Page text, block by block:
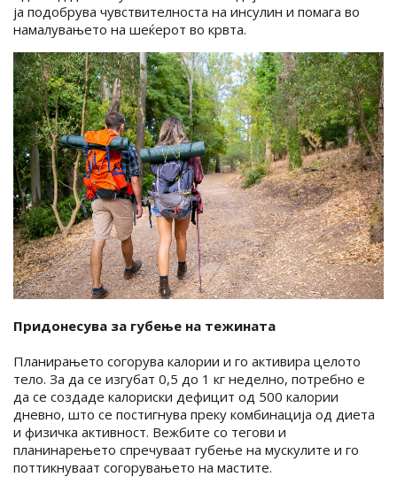
ја подобрува чувствителноста на инсулин и помага во
намалувањето на шеќерот во крвта.
Придонесува за губење на тежината
Планирањето согорува калории и го активира целото
тело. За да се изгубат 0,5 до 1 кг неделно, потребно е
да се создаде калориски дефицит од 500 калории
дневно, што се постигнува преку комбинација од диета
и физичка активност. Вежбите со тегови и
планинарењето спречуваат губење на мускулите и го
поттикнуваат согорувањето на мастите.